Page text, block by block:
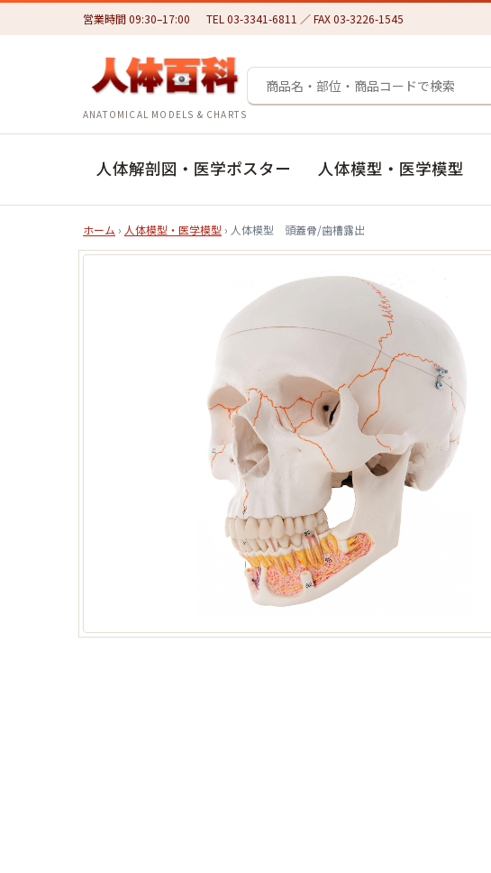
営業時間 09:30–17:00 TEL 03-3341-6811 ／ FAX 03-3226-1545
ANATOMICAL MODELS & CHARTS
人体解剖図・医学ポスター 人体模型・医学模型
ホーム › 人体模型・医学模型 › 人体模型 頭蓋骨/歯槽露出